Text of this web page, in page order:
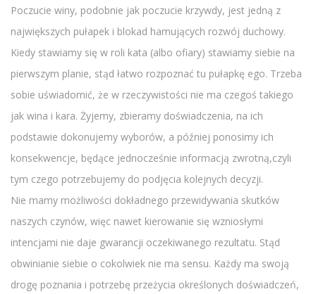
Poczucie winy, podobnie jak poczucie krzywdy, jest jedną z
największych pułapek i blokad hamujących rozwój duchowy.
Kiedy stawiamy się w roli kata (albo ofiary) stawiamy siebie na
pierwszym planie, stąd łatwo rozpoznać tu pułapkę ego. Trzeba
sobie uświadomić, że w rzeczywistości nie ma czegoś takiego
jak wina i kara. Żyjemy, zbieramy doświadczenia, na ich
podstawie dokonujemy wyborów, a później ponosimy ich
konsekwencje, będące jednocześnie informacją zwrotną,czyli
tym czego potrzebujemy do podjęcia kolejnych decyzji.
Nie mamy możliwości dokładnego przewidywania skutków
naszych czynów, więc nawet kierowanie się wzniosłymi
intencjami nie daje gwarancji oczekiwanego rezultatu. Stąd
obwinianie siebie o cokolwiek nie ma sensu. Każdy ma swoją
drogę poznania i potrzebę przeżycia określonych doświadczeń,